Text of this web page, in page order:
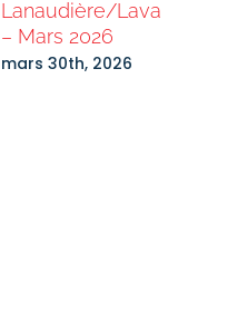
Lanaudière/Laval
– Mars 2026
mars 30th, 2026